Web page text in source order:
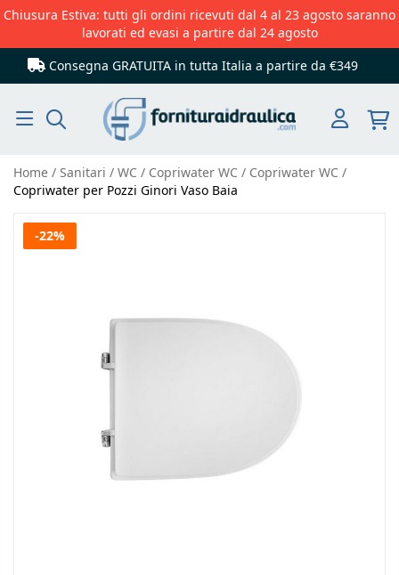
Chiusura Estiva: tutti gli ordini ricevuti dal 4 al 23 agosto saranno
lavorati ed evasi a partire dal 24 agosto
Consegna GRATUITA in tutta Italia a partire da €349
Home Sanitari WC Copriwater WC
Copriwater WC
Copriwater per Pozzi Ginori Vaso Baia
Vai
-22%